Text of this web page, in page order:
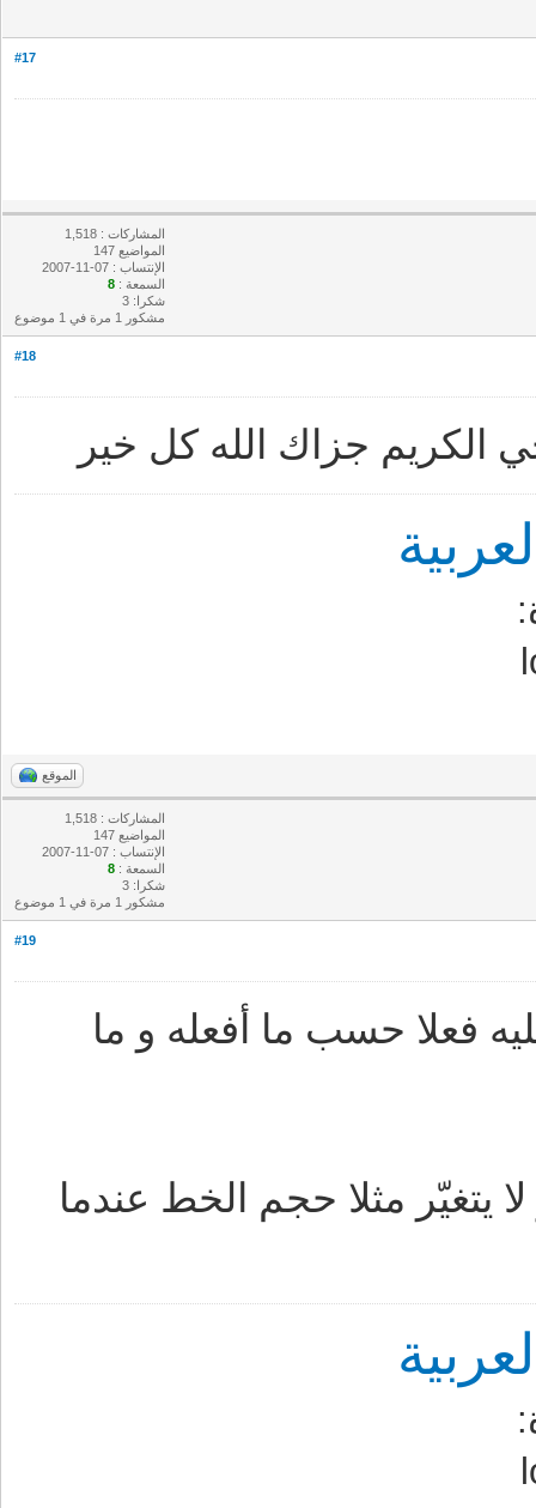
#17
المشاركات : 1,518
المواضيع 147
الإنتساب : 07-11-2007
السمعة :8
شكرا: 3
مشكور 1 مرة في 1 موضوع
#18
جزاك الله كل خير
الموقع
المشاركات : 1,518
المواضيع 147
الإنتساب : 07-11-2007
السمعة :8
شكرا: 3
مشكور 1 مرة في 1 موضوع
#19
فعلا حسب ما أفعله و ما
يتغيّر مثلا حجم الخط عندما